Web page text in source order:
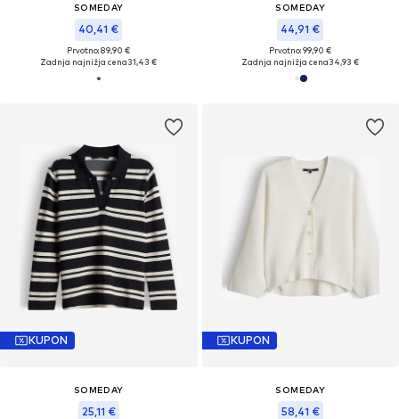
SOMEDAY
40,41 €
Prvotno: 89,90 €
Zadnja najnižja cena31,43 €
SOMEDAY
44,91 €
Prvotno: 99,90 €
Zadnja najnižja cena34,93 €
KUPON
SOMEDAY
25,11 €
KUPON
SOMEDAY
58,41 €